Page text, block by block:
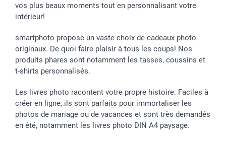
vos plus beaux moments tout en personnalisant votre
intérieur!
smartphoto propose un vaste choix de cadeaux photo
originaux. De quoi faire plaisir à tous les coups! Nos
produits phares sont notamment les tasses, coussins et
t-shirts personnalisés.
Les livres photo racontent votre propre histoire. Faciles à
créer en ligne, ils sont parfaits pour immortaliser les
photos de mariage ou de vacances et sont très demandés
en été, notamment les livres photo DIN A4 paysage.